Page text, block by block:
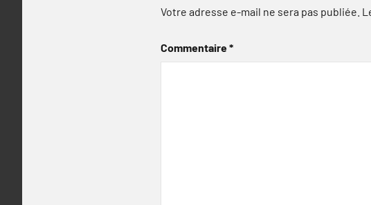
Votre adresse e-mail ne sera pas publiée.
Commentaire*